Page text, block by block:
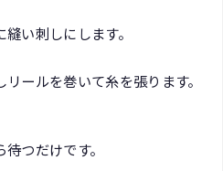
い刺しにします。
ールを巻いて糸を張ります。
つだけです。